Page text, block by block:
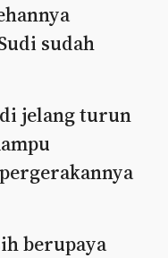
sudah
jelang turun
berupaya